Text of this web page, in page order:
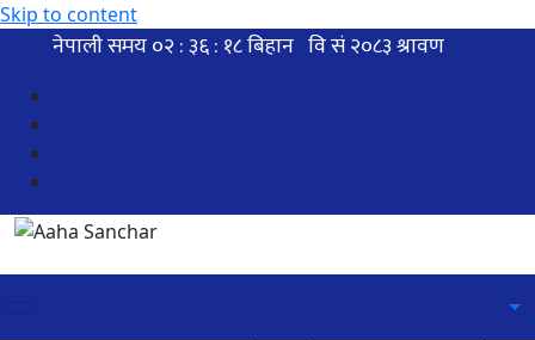
Skip to content